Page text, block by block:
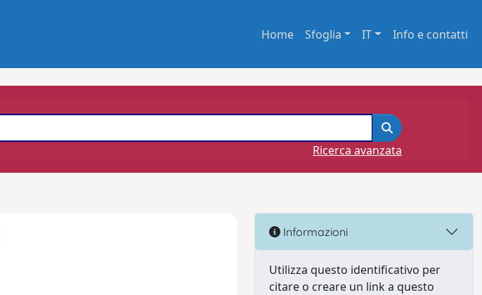
Home Sfoglia IT Info e contatti
Ricerca avanzata
Informazioni
Utilizza questo identificativo per
citare o creare un link a questo